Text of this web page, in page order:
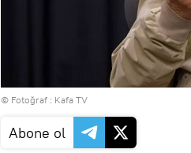
© Fotoğraf : Kafa TV
Abone ol